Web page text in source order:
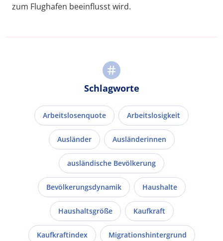
zum Flughafen beeinflusst wird.
Schlagworte
Arbeitslosenquote Arbeitslosigkeit
Ausländer Ausländerinnen
ausländische Bevölkerung
Bevölkerungsdynamik Haushalte
Haushaltsgröße Kaufkraft
Kaufkraftindex Migrationshintergrund